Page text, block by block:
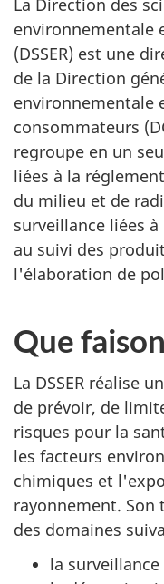
La Direction des
environnementale
(DSSER) est une
de la Direction
environnementale
consommateurs
regroupe en un
liées à la
du milieu et de
surveillance liées
au suivi des
l'élaboration de
Que
La DSSER réalise
de prévoir, de
risques pour la
les facteurs
chimiques et
rayonnement.
des domaines
la surveillance